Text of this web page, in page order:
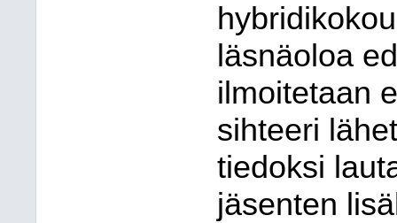
läsnäoloa
ilmoitetaan
sihteeri
tiedoksi
jäsenten